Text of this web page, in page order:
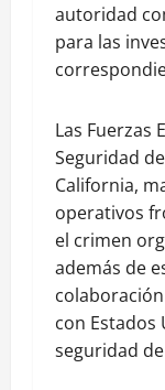
autoridad
para las
Las Fuerzas
Seguridad
California,
operativos
el crimen
además de
con Estados
seguridad